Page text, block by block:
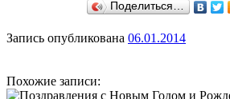
Поделиться…
Запись опубликована 06.01.2014
Похожие записи: